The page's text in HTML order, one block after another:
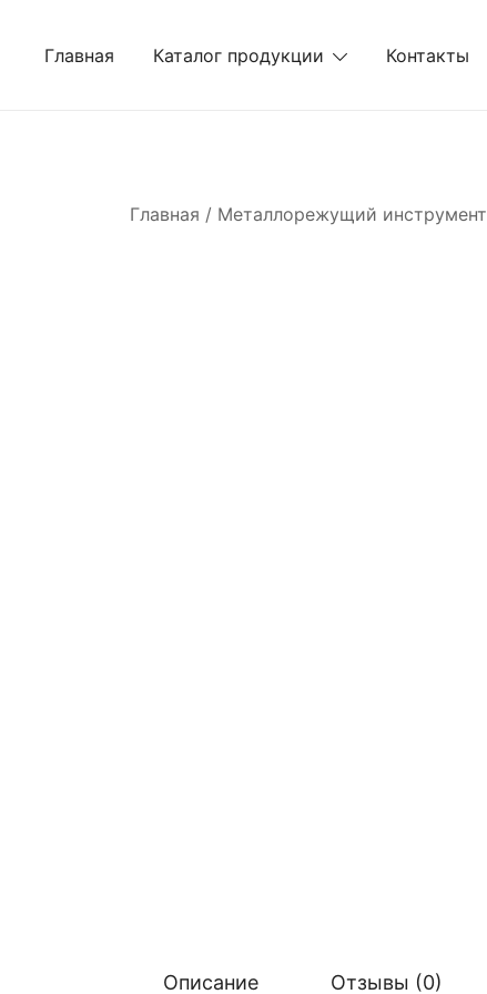
Главная Каталог продукции Контакты
Главная / Металлорежущий инструмент
Описание Отзывы (0)